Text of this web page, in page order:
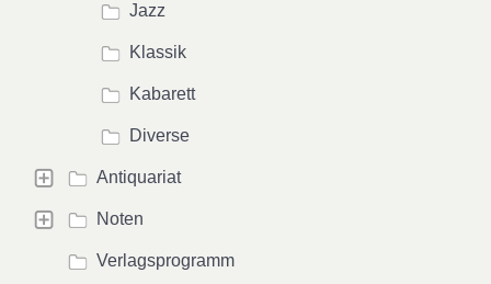
Jazz
Klassik
Kabarett
Diverse
Antiquariat
Noten
Verlagsprogramm